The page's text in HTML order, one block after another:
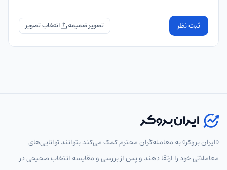
ثبت نظر تصویر ضمیمه
«ایران بروکر» به معامله‌گران محترم کمک می‌کند بتوانند توانایی‌های
معاملاتی خود را ارتقا دهند و پس از بررسی و مقایسه انتخاب‌ صحیحی در